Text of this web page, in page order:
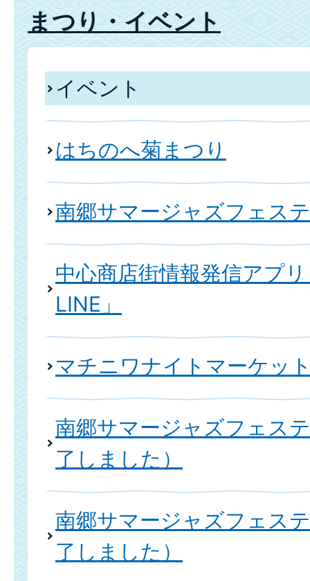
まつり・イベント
イベント
はちのへ菊まつり
南郷サマージャズフェス
中心商店街情報発信アプ
LINE」
マチニワナイトマーケッ
南郷サマージャズフェス
了しました）
南郷サマージャズフェス
了しました）